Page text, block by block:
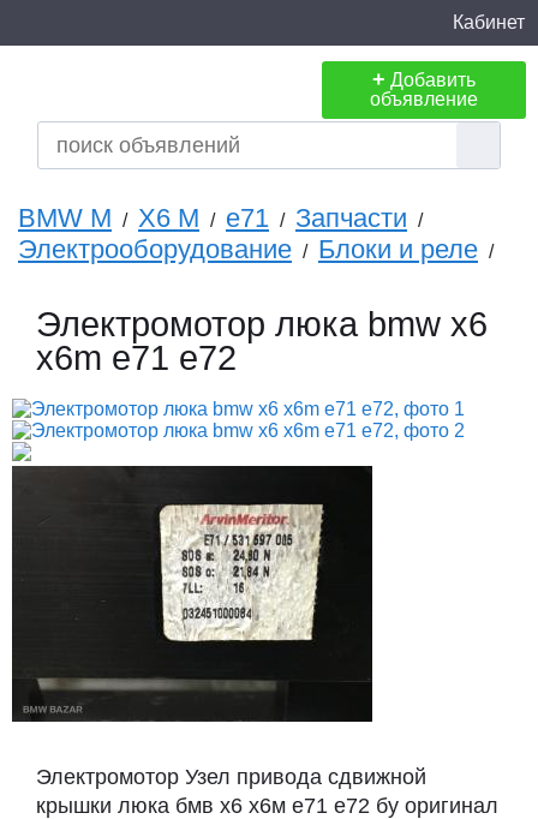
Кабинет
+ Добавить
объявление
BMW M / X6 M / e71 / Запчасти /
Электрооборудование / Блоки и реле /
Электромотор люка bmw x6
x6m e71 e72
Электромотор Узел привода сдвижной
крышки люка бмв х6 х6м е71 е72 бу оригинал